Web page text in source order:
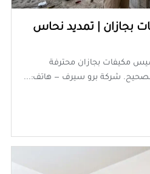
بجازان | تمديد نحاس
مكيفات بجازان محترفة
شركة برو سيرف — هاتف:...